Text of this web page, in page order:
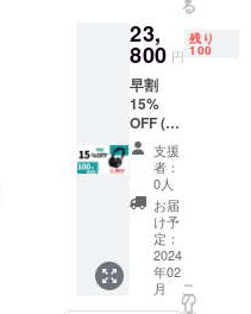
MAX ×
1台 付
属ケー
ス×1個
充電器
×1個 日
本語マ
ニュア
ル × 1個
※ 割引
率は販
売予定
価格に
送料を
含む合
る
23,
800 円
残り
100
早割
15%
OFF (限
定100名
様） 一
般販売
予定価
28,000
→23,80
支援
者：
0人
お届
け予
定：
2024
年02
月
こ
の
リ